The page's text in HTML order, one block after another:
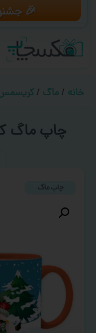
🎉
خانه / ماگ /
چاپ ماگ